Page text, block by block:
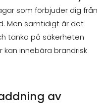
som förbjuder dig från
Men samtidigt är det
tänka på säkerheten
innebära brandrisk
av